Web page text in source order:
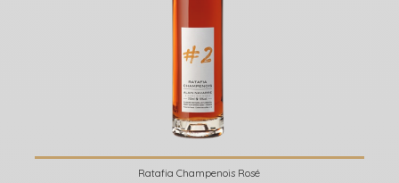
Ratafia Champenois Rosé